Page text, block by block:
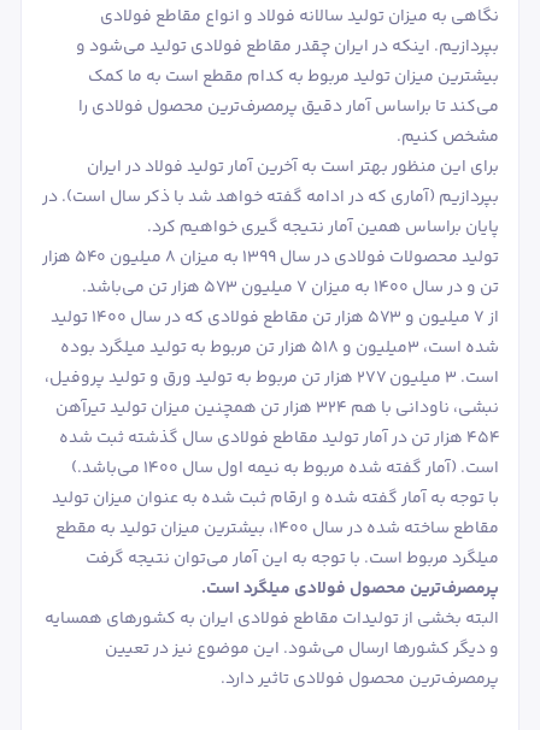
نگاهی به میزان تولید سالانه فولاد و انواع مقاطع فولادی
بپردازیم. اینکه در ایران چقدر مقاطع فولادی تولید می‌شود و
بیشترین میزان تولید مربوط به کدام مقطع است به ما کمک
می‌کند تا براساس آمار دقیق پرمصرف‌ترین محصول فولادی را
مشخص کنیم.
برای این منظور بهتر است به آخرین آمار تولید فولاد در ایران
بپردازیم (آماری که در ادامه گفته خواهد شد با ذکر سال است). در
پایان براساس همین آمار نتیجه گیری خواهیم کرد.
تولید محصولات فولادی در سال 1399 به میزان 8 میلیون 540 هزار
تن و در سال 1400 به میزان 7 میلیون 573 هزار تن می‌باشد.
از 7 میلیون و 573 هزار تن مقاطع فولادی که در سال 1400 تولید
شده است، 3میلیون و 518 هزار تن مربوط به تولید میلگرد بوده
است. 3 میلیون 277 هزار تن مربوط به تولید ورق و تولید پروفیل،
نبشی، ناودانی با هم 324 هزار تن همچنین میزان تولید تیرآهن
454 هزار تن در آمار تولید مقاطع فولادی سال گذشته ثبت شده
است. (آمار گفته شده مربوط به نیمه اول سال 1400 می‌باشد.)
با توجه به آمار گفته شده و ارقام ثبت شده به عنوان میزان تولید
مقاطع ساخته شده در سال 1400، بیشترین میزان تولید به مقطع
میلگرد مربوط است. با توجه به این آمار می‌توان نتیجه گرفت
پرمصرف‌ترین محصول فولادی میلگرد است.
البته بخشی از تولیدات مقاطع فولادی ایران به کشورهای همسایه
و دیگر کشورها ارسال می‌شود. این موضوع نیز در تعیین
پرمصرف‌ترین محصول فولادی تاثیر دارد.